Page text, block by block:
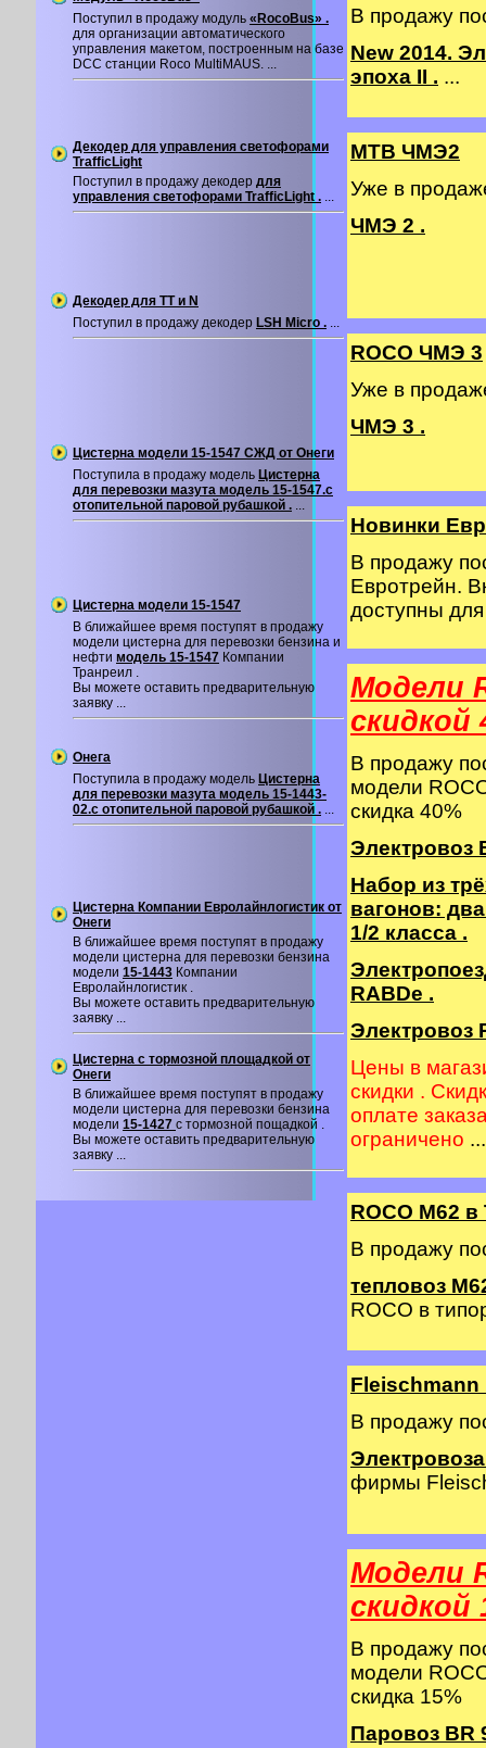
Поступил в продажу модуль «RocoBus» .
для организации автоматического
управления макетом, построенным на базе
DCC станции Roco MultiMAUS. ...
Декодер для управления светофорами
TrafficLight
Поступил в продажу декодер для
управления светофорами TrafficLight . ...
Декодер для TT и N
Поступил в продажу декодер LSH Micro . ...
Цистерна модели 15-1547 СЖД от Онеги
Поступила в продажу модель Цистерна
для перевозки мазута модель 15-1547.с
отопительной паровой рубашкой . ...
Цистерна модели 15-1547
В ближайшее время поступят в продажу
модели цистерна для перевозки бензина и
нефти модель 15-1547 Компании
Транреил .
Вы можете оставить предварительную
заявку ...
Онега
Поступила в продажу модель Цистерна
для перевозки мазута модель 15-1443-
02.с отопительной паровой рубашкой . ...
Цистерна Компании Евролайнлогистик от
Онеги
В ближайшее время поступят в продажу
модели цистерна для перевозки бензина
модели 15-1443 Компании
Евролайнлогистик .
Вы можете оставить предварительную
заявку ...
Цистерна с тормозной площадкой от
Онеги
В ближайшее время поступят в продажу
модели цистерна для перевозки бензина
модели 15-1427 с тормозной пощадкой .
Вы можете оставить предварительную
заявку ...
В продажу
New 2014.
эпоха II . ...
MTB ЧМЭ2
Уже в
ЧМЭ 2 .
ROCO ЧМЭ 3
Уже в
ЧМЭ 3 .
Новинки
В продажу
Евротрейн.
доступны
Модели
cкидкой
В продажу
модели
скидка 40%
Электровоз
Набор из
вагонов:
1/2 класса .
RABDe .
Электровоз
Цены в
скидки .
оплате
ограничено ...
ROCO M62 в
В продажу
тепловоз
ROCO в
Fleischmann
В продажу
фирмы
Модели
cкидкой
В продажу
модели
скидка 15%
Паровоз BR